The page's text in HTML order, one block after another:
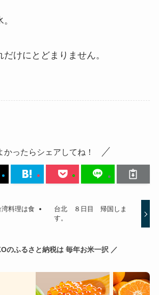
けにとどまりません。
かったらシェアしてね！
料理は食
台北 ８日目 帰国しま
す。
のふるさと納税は 毎年お米一択 ／